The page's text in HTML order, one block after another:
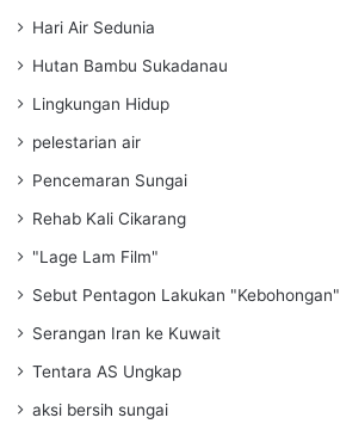
Hari Air Sedunia
Hutan Bambu Sukadanau
Lingkungan Hidup
pelestarian air
Pencemaran Sungai
Rehab Kali Cikarang
"Lage Lam Film"
Sebut Pentagon Lakukan "Kebohongan"
Serangan Iran ke Kuwait
Tentara AS Ungkap
aksi bersih sungai